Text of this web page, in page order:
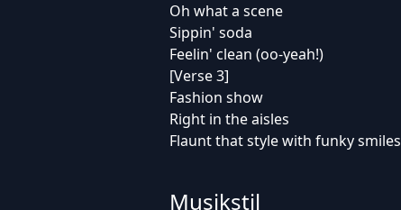
Oh what a scene
Sippin' soda
Feelin' clean (oo-yeah!)
[Verse 3]
Fashion show
Right in the aisles
Flaunt that style with funky smiles
Musikstil